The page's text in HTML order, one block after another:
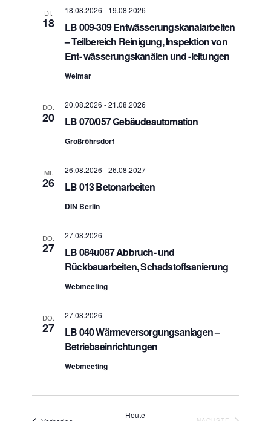
DI.
18
LB 009-309 Entwässerungskanalarbeiten
– Teilbereich Reinigung, Inspektion von
Ent- wässerungskanälen und -leitungen
18.08.2026 - 19.08.2026
Weimar
DO.
20 LB 070/057 Gebäudeautomation
20.08.2026 -21.08.2026
Großröhrsdorf
MI.
26 LB 013 Betonarbeiten
26.08.2026 -26.08.2027
DIN Berlin
DO.
27
LB 084u087 Abbruch- und
Rückbauarbeiten, Schadstoffsanierung
27.08.2026
Webmeeting
DO.
27
LB 040 Wärmeversorgungsanlagen –
Betriebseinrichtungen
27.08.2026
Webmeeting
Heute